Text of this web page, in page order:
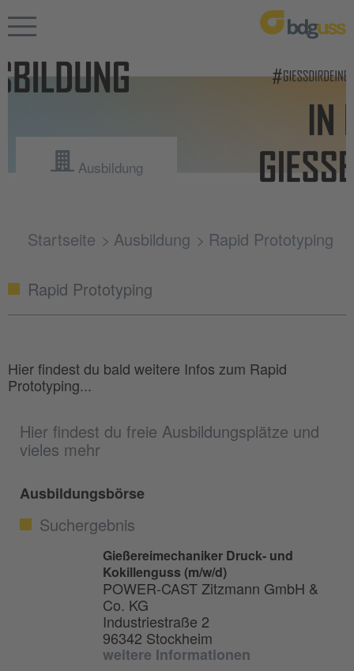
Ausbildung
Startseite Ausbildung Rapid Prototyping
Hier findest du freie Ausbildungsplätze und
vieles mehr
Ausbildungsbörse
Suchergebnis
Gießereimechaniker Druck- und
Kokillenguss (m/w/d)
POWER-CAST Zitzmann GmbH &
Co. KG
Industriestraße 2
96342 Stockheim
weitere Informationen
Rapid Prototyping
Hier findest du bald weitere Infos zum Rapid
Prototyping...